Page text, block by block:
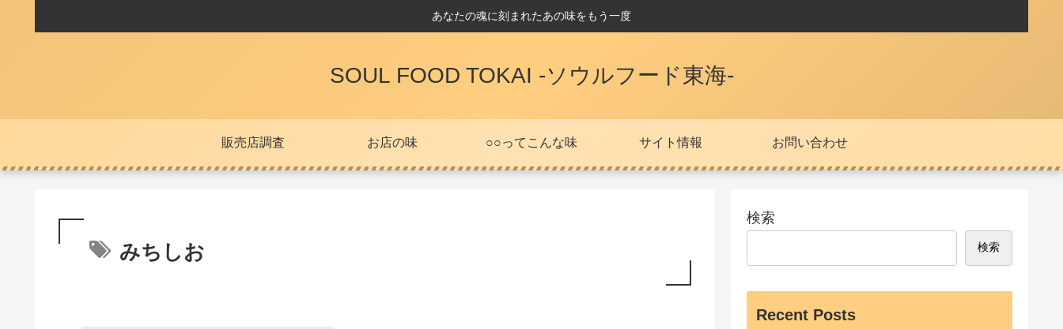
あなたの魂に刻まれたあの味をもう一度
SOUL FOOD TOKAI -ソウルフード東海-
販売店調査 お店の味 ○○ってこんな味 サイト情報 お問い合わせ
みちしお
検索
検索
Recent Posts